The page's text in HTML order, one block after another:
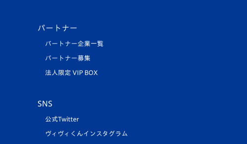
パートナー
パートナー企業一覧
パートナー募集
法人限定 VIP BOX
SNS
公式Twitter
ヴィヴィくんインスタグラム